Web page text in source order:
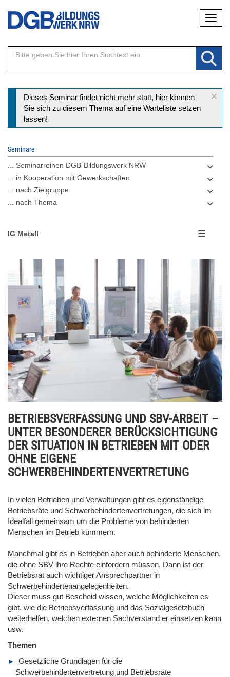
Direkt
Inhalt
×
Statusmeldung
Dieses Seminar findet nicht mehr statt, hier können
Sie sich zu diesem Thema auf eine Warteliste setzen
lassen!
Seminare
... Seminarreihen DGB-Bildungswerk NRW
... in Kooperation mit Gewerkschaften
... nach Zielgruppe
... nach Thema
IG Metall
BETRIEBSVERFASSUNG UND SBV-ARBEIT –
UNTER BESONDERER BERÜCKSICHTIGUNG
DER SITUATION IN BETRIEBEN MIT ODER
OHNE EIGENE
SCHWERBEHINDERTENVERTRETUNG
In vielen Betrieben und Verwaltungen gibt es eigenständige
Betriebsräte und Schwerbehindertenvertretungen, die sich im
Idealfall gemeinsam um die Probleme von behinderten
Menschen im Betrieb kümmern.
Manchmal gibt es in Betrieben aber auch behinderte Menschen,
die ohne SBV ihre Rechte einfordern müssen. Dann ist der
Betriebsrat auch wichtiger Ansprechpartner in
Schwerbehindertenangelegenheiten.
Dieser muss gut Bescheid wissen, welche Möglichkeiten es
gibt, wie die Betriebsverfassung und das Sozialgesetzbuch
weiterhelfen, welchen externen Sachverstand er einsetzen kann
usw.
Themen
Gesetzliche Grundlagen für die
Schwerbehindertenvertretung und Betriebsräte